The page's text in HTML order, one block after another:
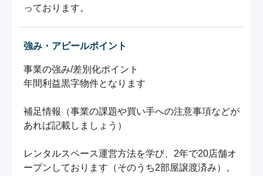
っております。
強み・アピールポイント
事業の強み/差別化ポイント
年間利益黒字物件となります
補足情報（事業の課題や買い手への注意事項などが
あれば記載しましょう）
レンタルスペース運営方法を学び、2年で20店舗オ
ープンしております（そのうち2部屋譲渡済み）。